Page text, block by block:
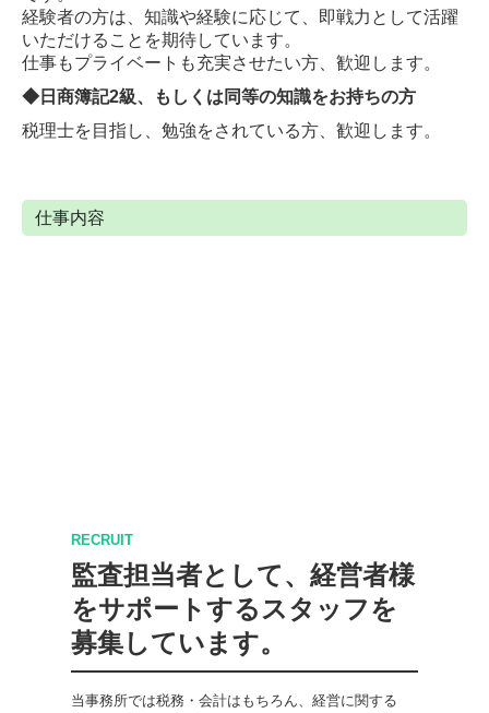
経験者の方は、知識や経験に応じて、即戦力として活躍
いただけることを期待しています。
仕事もプライベートも充実させたい方、歓迎します。
◆日商簿記2級、もしくは同等の知識をお持ちの方
税理士を目指し、勉強をされている方、歓迎します。
仕事内容
RECRUIT
監査担当者として、経営者様
をサポートするスタッフを
募集しています。
当事務所では税務・会計はもちろん、経営に関する